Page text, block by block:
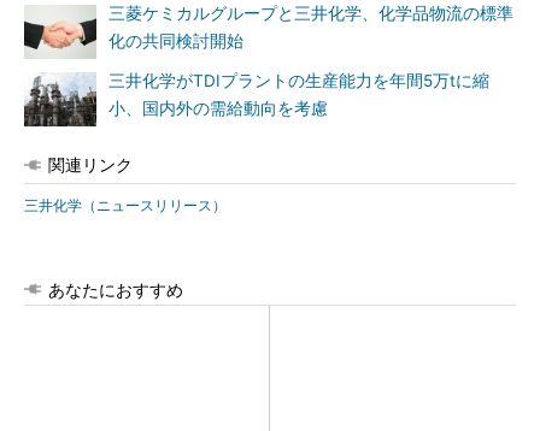
三菱ケミカルグループと三井化学、化学品物流の標準
化の共同検討開始
三井化学がTDIプラントの生産能力を年間5万tに縮
小、国内外の需給動向を考慮
関連リンク
三井化学（ニュースリリース）
あなたにおすすめ